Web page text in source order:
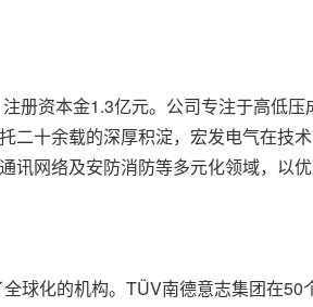
资本金1.3亿元。公司专注于高低压
十余载的深厚积淀，宏发电气在技
网络及安防消防等多元化领域，以
球化的机构。TÜV南德意志集团在